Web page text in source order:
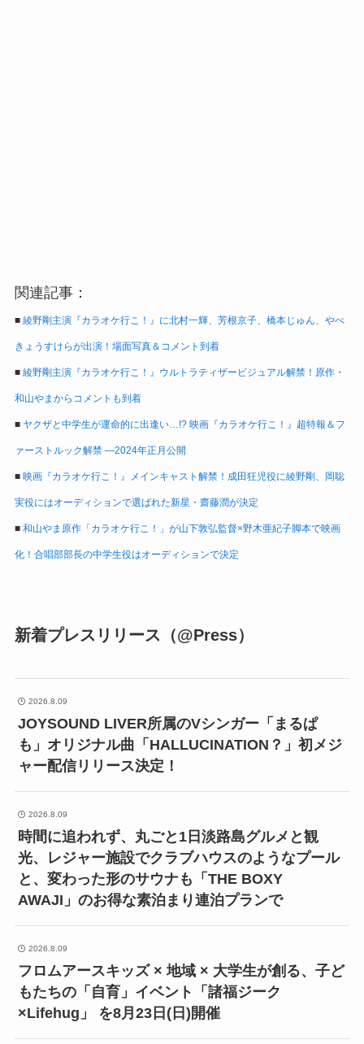
関連記事：
■ 綾野剛主演『カラオケ行こ！』に北村一輝、芳根京子、橋本じゅん、やべ
きょうすけらが出演！場面写真＆コメント到着
■ 綾野剛主演『カラオケ行こ！』ウルトラティザービジュアル解禁！原作・
和山やまからコメントも到着
■ ヤクザと中学生が運命的に出逢い…!? 映画『カラオケ行こ！』超特報＆フ
ァーストルック解禁 ―2024年正月公開
■ 映画『カラオケ行こ！』メインキャスト解禁！成田狂児役に綾野剛、岡聡
実役にはオーディションで選ばれた新星・齋藤潤が決定
■ 和山やま原作「カラオケ行こ！」が山下敦弘監督×野木亜紀子脚本で映画
化！合唱部部長の中学生役はオーディションで決定
新着プレスリリース（@Press）
2026.8.09
JOYSOUND LIVER所属のVシンガー「まるぱ
も」オリジナル曲「HALLUCINATION？」初メジ
ャー配信リリース決定！
2026.8.09
時間に追われず、丸ごと1日淡路島グルメと観
光、レジャー施設でクラブハウスのようなプール
と、変わった形のサウナも「THE BOXY
AWAJI」のお得な素泊まり連泊プランで
2026.8.09
フロムアースキッズ × 地域 × 大学生が創る、子ど
もたちの「自育」イベント「諸福ジーク
×Lifehug」 を8月23日(日)開催